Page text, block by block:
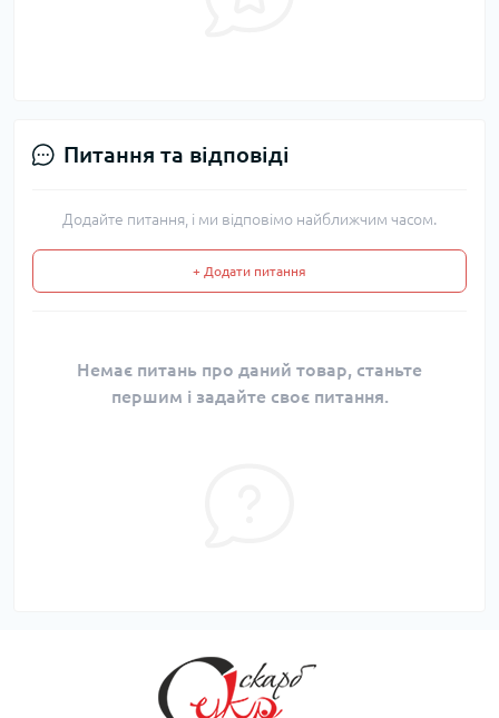
Питання та відповіді
Додайте питання, і ми відповімо найближчим часом.
+ Додати питання
Немає питань про даний товар, станьте
першим і задайте своє питання.